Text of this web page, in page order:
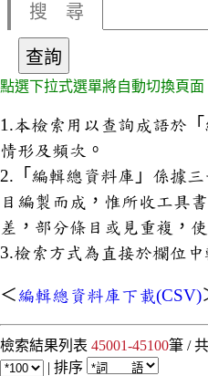
搜 尋
點選下拉式選單將自動切換頁面
1.本檢索用以查詢成語於
情形及頻次。
2.「編輯總資料庫」係據
目編製而成，惟所收工具
差，部分條目或見重複，
3.檢索方式為直接於欄位
＜編輯總資料庫下載(CSV)
檢索結果列表 45001-45100筆 / 共
| 排序